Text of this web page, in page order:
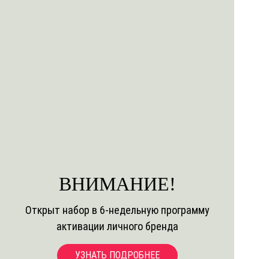
ВНИМАНИЕ!
Открыт набор в 6-недельную программу
активации личного бренда
УЗНАТЬ ПОДРОБНЕЕ